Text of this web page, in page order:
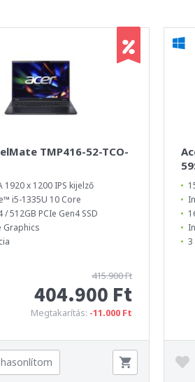
TMP416-52-TCO-
1920 x 1200 IPS kijelző
i5-1335U 10 Core
/ 512GB PCIe Gen4 SSD
Graphics
415.900 Ft
404.900 Ft
Megtakarítás: -11.000 Ft
3